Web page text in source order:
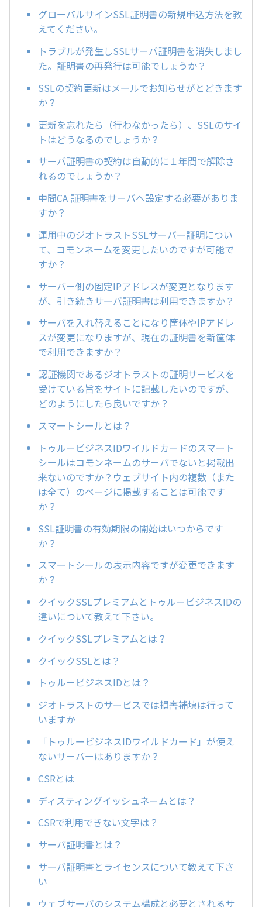
グローバルサインSSL証明書の新規申込方法を教
えてください。
トラブルが発生しSSLサーバ証明書を消失しまし
た。証明書の再発行は可能でしょうか？
SSLの契約更新はメールでお知らせがとどきます
か？
更新を忘れたら（行わなかったら）、SSLのサイ
トはどうなるのでしょうか？
サーバ証明書の契約は自動的に１年間で解除さ
れるのでしょうか？
中間CA 証明書をサーバへ設定する必要がありま
すか？
運用中のジオトラストSSLサーバー証明につい
て、コモンネームを変更したいのですが可能で
すか？
サーバー側の固定IPアドレスが変更となります
が、引き続きサーバ証明書は利用できますか？
サーバを入れ替えることになり筐体やIPアドレ
スが変更になりますが、現在の証明書を新筐体
で利用できますか？
認証機関であるジオトラストの証明サービスを
受けている旨をサイトに記載したいのですが、
どのようにしたら良いですか？
スマートシールとは？
トゥルービジネスIDワイルドカードのスマート
シールはコモンネームのサーバでないと掲載出
来ないのですか？ウェブサイト内の複数（また
は全て）のページに掲載することは可能です
か？
SSL証明書の有効期限の開始はいつからです
か？
スマートシールの表示内容ですが変更できます
か？
クイックSSLプレミアムとトゥルービジネスIDの
違いについて教えて下さい。
クイックSSLプレミアムとは？
クイックSSLとは？
トゥルービジネスIDとは？
ジオトラストのサービスでは損害補填は行って
いますか
「トゥルービジネスIDワイルドカード」が使え
ないサーバーはありますか？
CSRとは
ディスティングイッシュネームとは？
CSRで利用できない文字は？
サーバ証明書とは？
サーバ証明書とライセンスについて教えて下さ
い
ウェブサーバのシステム構成と必要とされるサ